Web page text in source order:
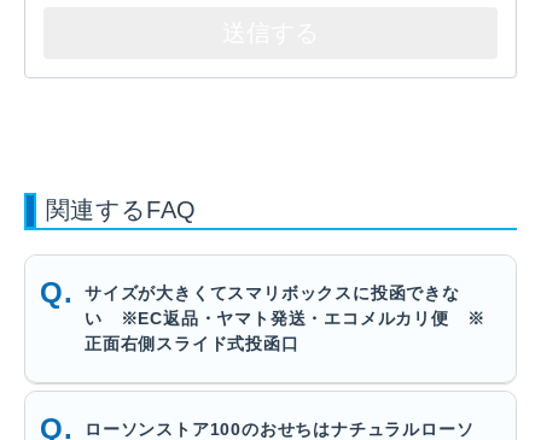
関連するFAQ
サイズが大きくてスマリボックスに投函できな
い ※EC返品・ヤマト発送・エコメルカリ便 ※
正面右側スライド式投函口
ローソンストア100のおせちはナチュラルローソ